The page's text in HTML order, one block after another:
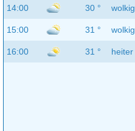
14:00 30 ° wolkig
15:00 31 ° wolkig
16:00 31 ° heiter